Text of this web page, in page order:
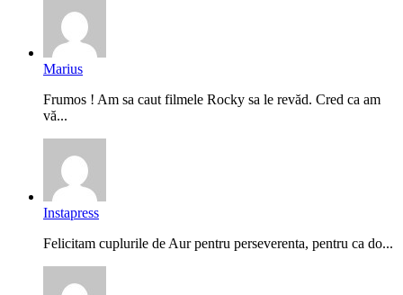
Marius
Frumos ! Am sa caut filmele Rocky sa le revăd. Cred ca am
vă...
Instapress
Felicitam cuplurile de Aur pentru perseverenta, pentru ca do...